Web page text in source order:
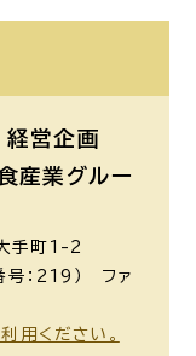
営企画
産業グルー
手町1-2
：219） ファ
用ください。